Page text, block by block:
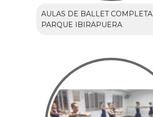
AULAS DE BALLET COMPLETA
PARQUE IBIRAPUERA